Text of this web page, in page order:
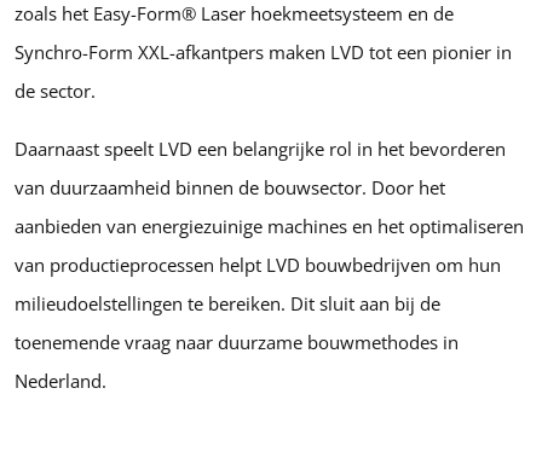
zoals het Easy-Form® Laser hoekmeetsysteem en de
Synchro-Form XXL-afkantpers maken LVD tot een pionier in
de sector.
Daarnaast speelt LVD een belangrijke rol in het bevorderen
van duurzaamheid binnen de bouwsector. Door het
aanbieden van energiezuinige machines en het optimaliseren
van productieprocessen helpt LVD bouwbedrijven om hun
milieudoelstellingen te bereiken. Dit sluit aan bij de
toenemende vraag naar duurzame bouwmethodes in
Nederland.